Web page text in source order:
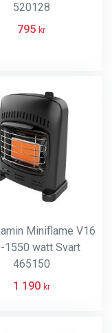
520128
795 kr
Miniflame V16
1550 watt Svart
465150
1 190 kr